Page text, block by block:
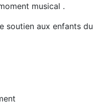
musical .
soutien aux enfants du